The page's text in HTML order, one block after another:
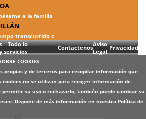
a la familia
transcurrido c
Todo lo
servicios
ContactenosAviso
Legal
Privacidad
COOKIES
propias y de terceros para recopilar información que
cookies no se utilizan para recoger información de
permitir su uso o rechazarlo, también puede cambiar su
Dispone de más información en nuestra Política de